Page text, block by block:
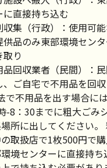
に直接持ち込む
収集（行政）：使用可
供品のみ東部環境セン
取り
品回収業者（民間）：
、ご自宅で不用品を回収
不用品を出す場合に
-8：30までに粗大ごみ
所に出してください
取扱店で1枚500円で
境センターに直接持ち